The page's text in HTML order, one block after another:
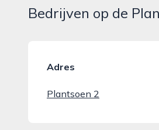
Bedrijven op de
Adres
Plantsoen 2